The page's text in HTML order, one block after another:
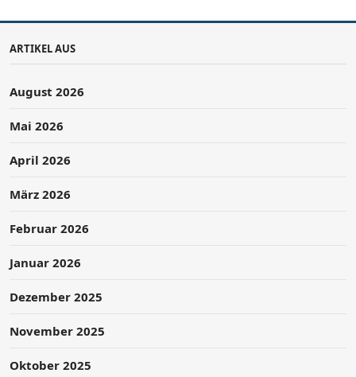
ARTIKEL AUS
August 2026
Mai 2026
April 2026
März 2026
Februar 2026
Januar 2026
Dezember 2025
November 2025
Oktober 2025